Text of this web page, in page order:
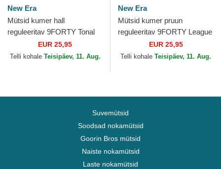
New Era
Mütsid kumer hall
reguleeritav 9FORTY Tonal
New York Yankees MLB
New Era
EUR 25,95
Telli kohale Teisipäev, 11. Aug.
New Era
Mütsid kumer pruun
reguleeritav 9FORTY League
Essential New York Yankees
MLB New Era
EUR 25,95
Telli kohale Teisipäev, 11. Aug.
Suvemütsid
Soodsad nokamütsid
Goorin Bros mütsid
Naiste nokamütsid
Laste nokamütsid